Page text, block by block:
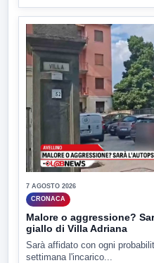
7 AGOSTO 2026
CRONACA
Malore o aggressione?
giallo di Villa Adriana
Sarà affidato con ogni
settimana l'incarico...